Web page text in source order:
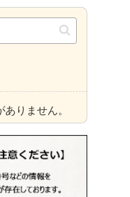
りません。